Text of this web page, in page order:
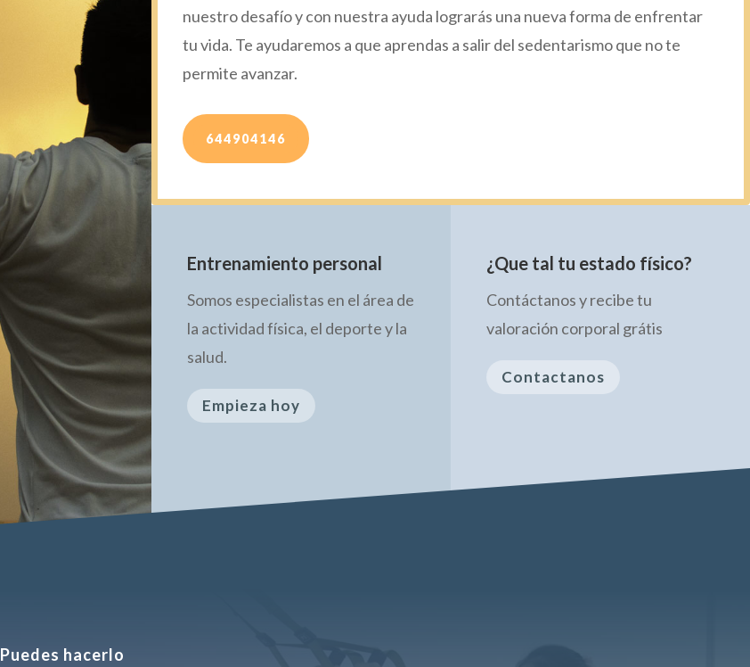
nuestro desafío y con nuestra ayuda lograrás una nueva forma de enfrentar
tu vida. Te ayudaremos a que aprendas a salir del sedentarismo que no te
permite avanzar.
644904146
Entrenamiento personal
Somos especialistas en el área de
la actividad física, el deporte y la
salud.
Empieza hoy
¿Que tal tu estado físico?
Contáctanos y recibe tu
valoración corporal grátis
Contactanos
Puedes hacerlo